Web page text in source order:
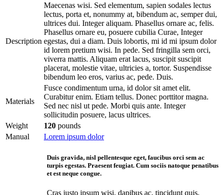
Description
Maecenas wisi. Sed elementum, sapien sodales lectus
lectus, porta et, nonummy at, bibendum ac, semper dui,
ultrices dui. Integer aliquam. Phasellus ornare ac, felis.
Phasellus ornare eu, posuere cubilia Curae, Integer
egestas, dui a diam. Duis lobortis, mi id mi ipsum dolor
id lorem pretium wisi. In pede. Sed fringilla sem orci,
viverra mattis. Aliquam erat lacus, suscipit suscipit
placerat, molestie vitae, ultricies a, tortor. Suspendisse
bibendum leo eros, varius ac, pede. Duis.
Materials
Fusce condimentum urna, id dolor sit amet elit.
Curabitur enim. Etiam tellus. Donec porttitor magna.
Sed nec nisl ut pede. Morbi quis ante. Integer
sollicitudin posuere, lacus ultrices.
Weight
120 pounds
Manual
Lorem ipsum dolor
Duis gravida, nisl pellentesque eget, faucibus orci sem ac
turpis egestas. Praesent feugiat. Cum sociis natoque penatibus
et est neque congue.
Cras justo ipsum wisi, dapibus ac, tincidunt quis,